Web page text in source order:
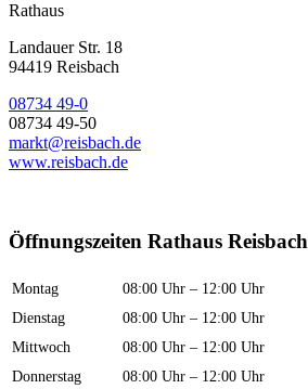
Rathaus
Landauer Str. 18
94419 Reisbach
08734 49-0
08734 49-50
markt@reisbach.de
www.reisbach.de
Öffnungszeiten Rathaus Reisbach
Montag 08:00 Uhr – 12:00 Uhr
Dienstag
08:00 Uhr – 12:00 Uhr
Mittwoch
08:00 Uhr – 12:00 Uhr
Donnerstag
08:00 Uhr – 12:00 Uhr